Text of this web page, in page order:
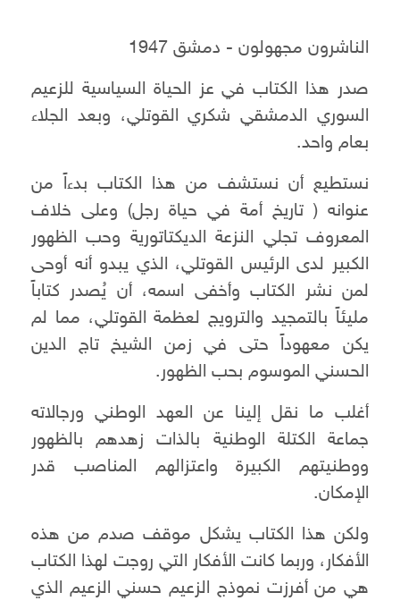
الناشرون مجهولون - دمشق 1947
صدر هذا الكتاب في عز الحياة السياسية للزعيم
السوري الدمشقي شكري القوتلي، وبعد الجلاء
بعام واحد.
نستطيع أن نستشف من هذا الكتاب بدءاً من
عنوانه ( تاريخ أمة في حياة رجل) وعلى خلاف
المعروف تجلي النزعة الديكتاتورية وحب الظهور
الكبير لدى الرئيس القوتلي، الذي يبدو أنه أوحى
لمن نشر الكتاب وأخفى اسمه، أن يُصدر كتاباً
مليئاً بالتمجيد والترويج لعظمة القوتلي، مما لم
يكن معهوداً حتى في زمن الشيخ تاج الدين
الحسني الموسوم بحب الظهور.
أغلب ما نقل إلينا عن العهد الوطني ورجالاته
جماعة الكتلة الوطنية بالذات زهدهم بالظهور
ووطنيتهم الكبيرة واعتزالهم المناصب قدر
الإمكان.
ولكن هذا الكتاب يشكل موقف صدم من هذه
الأفكار، وربما كانت الأفكار التي روجت لهذا الكتاب
هي من أفرزت نموذج الزعيم حسني الزعيم الذي